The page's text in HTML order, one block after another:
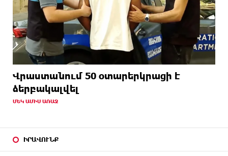
Վրաստանում 50 օտարերկրացի է
ձերբակալվել
ՄԵԿ ԱՄԻՍ ԱՌԱՋ
ԻՐԱՎՈՒՆՔ